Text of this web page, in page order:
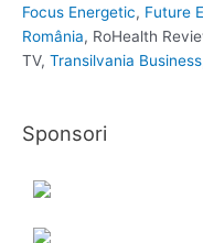
Focus Energetic, Future
România, RoHealth
TV, Transilvania Business
Sponsori